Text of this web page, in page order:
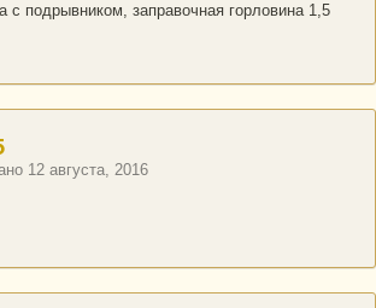
с подрывником, заправочная горловина 1,5
12 августа, 2016